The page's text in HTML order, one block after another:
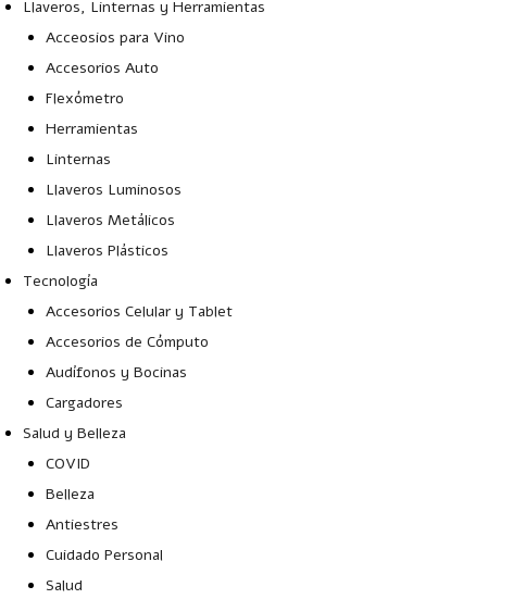
Llaveros, Linternas y Herramientas
Acceosios para Vino
Accesorios Auto
Flexómetro
Herramientas
Linternas
Llaveros Luminosos
Llaveros Metálicos
Llaveros Plásticos
Tecnología
Accesorios Celular y Tablet
Accesorios de Cómputo
Audífonos y Bocinas
Cargadores
Salud y Belleza
COVID
Belleza
Antiestres
Cuidado Personal
Salud